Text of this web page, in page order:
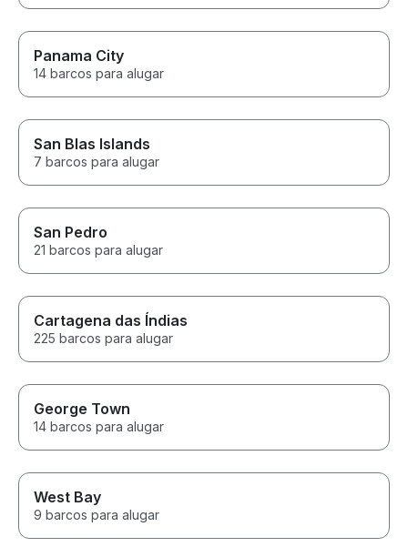
Panama City
14 barcos para alugar
San Blas Islands
7 barcos para alugar
San Pedro
21 barcos para alugar
Cartagena das Índias
225 barcos para alugar
George Town
14 barcos para alugar
West Bay
9 barcos para alugar